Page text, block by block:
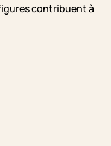
contribuent à